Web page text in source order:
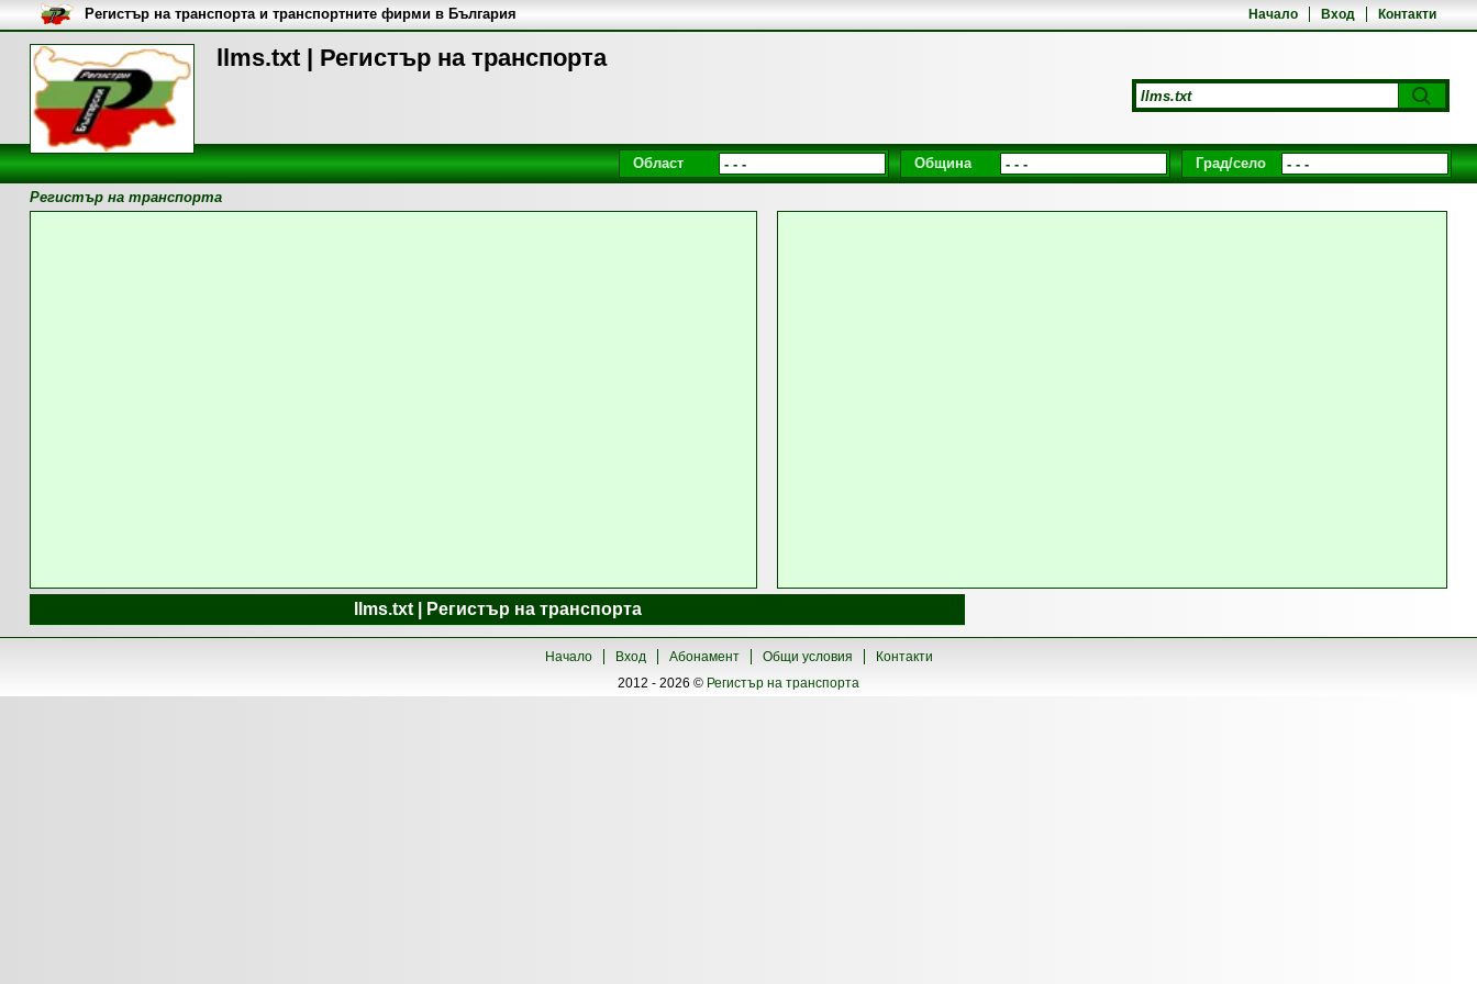
llms.txt | Регистър на транспорта
Начало Вход Контакти
Регистър на транспорта и транспортните фирми в България
Област Община Град/село
Регистър на транспорта
llms.txt | Регистър на транспорта
Начало Вход Абонамент Общи условия
Контакти
2012 - 2026 © Регистър на транспорта